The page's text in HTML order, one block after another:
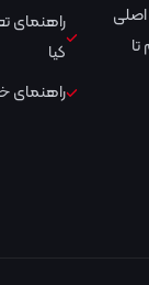
راهنمای
کیا
راهنمای